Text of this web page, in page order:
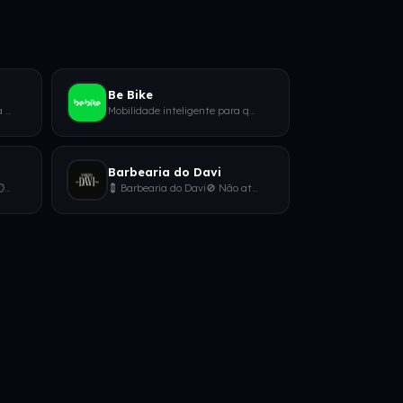
🚗 Produtos Profissionais para Estética Automotiva🧴 Lava Jato • Polimento • Detailing • E mais📦 Atacado e varejo📍 Calafat
Be Bike
Mobilidade inteligente para quem quer usar a bike no dia a dia. Bikes elétricas por assinatura + suporte completo. Mais
⚡ Treino com tecnologia EMS⏱️ Resultados em apenas 25 minutos💪 Força • Emagrecimento • Condicionamento📍 Xmotion EMS Belé
Barbearia do Davi
💈 Barbearia do Davi🚫 Não atendemos qualquer padrão. Criamos.🎯 Precisão, disciplina e respeito em cada detalhe.📍 Cidade N